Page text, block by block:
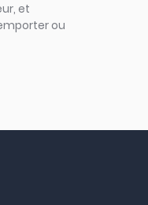
et
ou